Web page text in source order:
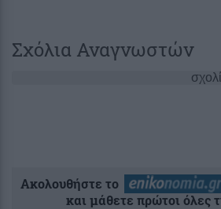
Σχόλια Αναγνωστών
Ακολουθήστε το
και μάθετε πρώτοι όλες